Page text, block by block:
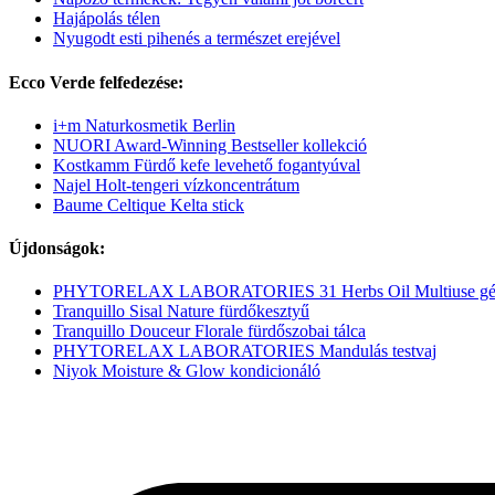
Hajápolás télen
Nyugodt esti pihenés a természet erejével
Ecco Verde felfedezése:
i+m Naturkosmetik Berlin
NUORI Award-Winning Bestseller kollekció
Kostkamm Fürdő kefe levehető fogantyúval
Najel Holt-tengeri vízkoncentrátum
Baume Celtique Kelta stick
Újdonságok:
PHYTORELAX LABORATORIES 31 Herbs Oil Multiuse
Tranquillo Sisal Nature fürdőkesztyű
Tranquillo Douceur Florale fürdőszobai tálca
PHYTORELAX LABORATORIES Mandulás testvaj
Niyok Moisture & Glow kondicionáló